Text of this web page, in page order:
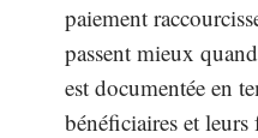
paiement
passent mieux
est documentée en
bénéficiaires et